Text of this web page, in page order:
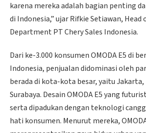
karena mereka adalah bagian penting
di Indonesia,” ujar Rifkie Setiawan, Head
Department PT Chery Sales Indonesia.
Dari ke-3.000 konsumen OMODA E5 di
Indonesia, penjualan didominasi oleh
berada di kota-kota besar, yaitu Jakarta,
Surabaya. Desain OMODA E5 yang
serta dipadukan dengan teknologi
hati konsumen. Menurut mereka,